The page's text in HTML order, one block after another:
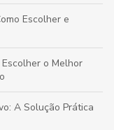
Escolher e
o Melhor
A Solução Prática